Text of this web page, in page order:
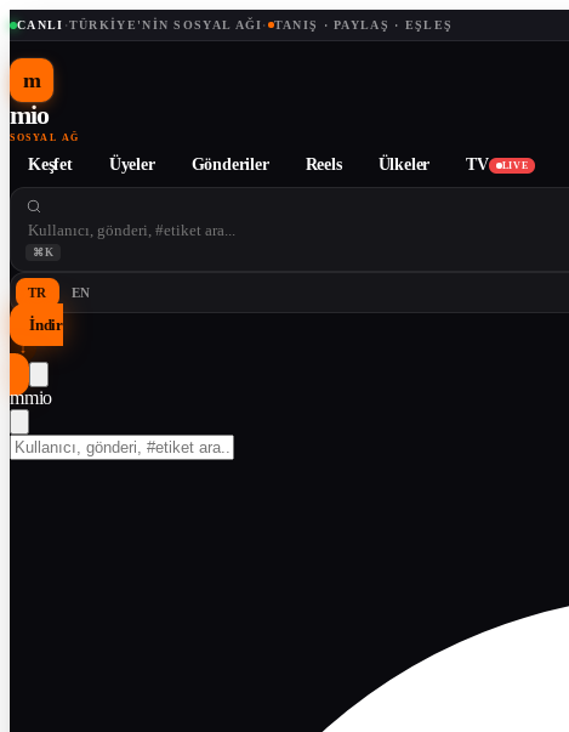
CANLI ·TÜRKIYE'NIN SOSYAL AĞI· TANIŞ · PAYLAŞ · EŞLEŞ
m
mio
SOSYAL AĞ
Keşfet Üyeler Gönderiler Reels Ülkeler TV LIVE
⌘K
TR EN
İndir
↓
mmio